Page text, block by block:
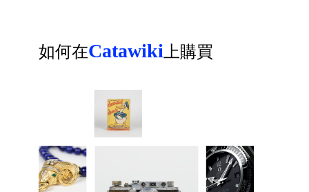
如何在Catawiki 上購買